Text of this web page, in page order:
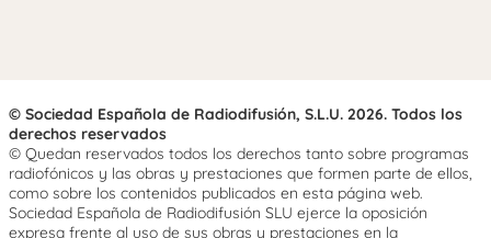
© Sociedad Española de Radiodifusión, S.L.U. 2026. Todos los
derechos reservados
© Quedan reservados todos los derechos tanto sobre programas
radiofónicos y las obras y prestaciones que formen parte de ellos,
como sobre los contenidos publicados en esta página web.
Sociedad Española de Radiodifusión SLU ejerce la oposición
expresa frente al uso de sus obras y prestaciones en la